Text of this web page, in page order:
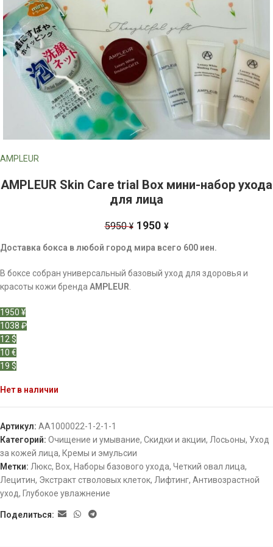
AMPLEUR
AMPLEUR Skin Care trial Box мини-набор ухода
для лица
5950¥ 1950 ¥
Доставка бокса в любой город мира всего 600 иен.
В боксе собран универсальный базовый уход для здоровья и
красоты кожи бренда AMPLEUR
1950 ¥
1038 ₽
12 $
10 €
19 $
Нет в наличии
Артикул: АА1000022-1-2-1-1
Категорий: Очищение и умывание, Скидки и акции, Лосьоны, Уход
за кожей лица, Кремы и эмульсии
Метки: Люкс, Box, Наборы базового ухода, Четкий овал лица,
Лецитин, Экстракт стволовых клеток, Лифтинг, Антивозрастной
уход, Глубокое увлажнение
Поделиться: